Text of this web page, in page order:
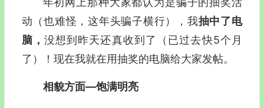
动（也难怪，这年头骗子横行），我抽中了电
脑， 没想到昨天还真收到了（已过去快5个月
了）！现在我就在用抽奖的电脑给大家发帖。
相貌方面—饱满明亮